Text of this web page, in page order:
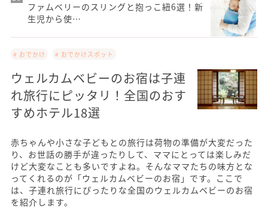
ファムベリーのスリングと抱っこ紐6選！新
生児から使…
# おでかけ # おでかけスポット
ウェルカムベビーのお宿は子連
れ旅行にピッタリ！全国のおす
すめホテル18選
赤ちゃんや小さな子どもとの旅行は荷物の準備が大変だった
り、お世話の勝手が違ったりして、ママにとっては楽しみだ
けど大変なことも多いですよね。そんなママたちの味方とな
ってくれるのが「ウェルカムベビーのお宿」です。ここで
は、子連れ旅行にぴったりな全国のウェルカムベビーのお宿
を紹介します。